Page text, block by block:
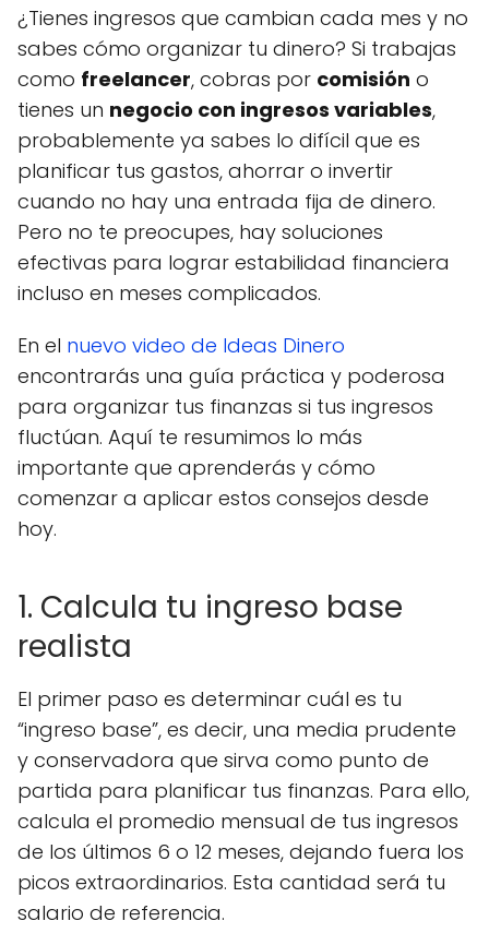
¿Tienes ingresos que cambian cada mes y no
sabes cómo organizar tu dinero? Si trabajas
como freelancer, cobras por comisión o
tienes un negocio con ingresos variables,
probablemente ya sabes lo difícil que es
planificar tus gastos, ahorrar o invertir
cuando no hay una entrada fija de dinero.
Pero no te preocupes, hay soluciones
efectivas para lograr estabilidad financiera
incluso en meses complicados.
En el nuevo video de Ideas Dinero
encontrarás una guía práctica y poderosa
para organizar tus finanzas si tus ingresos
fluctúan. Aquí te resumimos lo más
importante que aprenderás y cómo
comenzar a aplicar estos consejos desde
hoy.
1. Calcula tu ingreso base
realista
El primer paso es determinar cuál es tu
“ingreso base”, es decir, una media prudente
y conservadora que sirva como punto de
partida para planificar tus finanzas. Para ello,
calcula el promedio mensual de tus ingresos
de los últimos 6 o 12 meses, dejando fuera los
picos extraordinarios. Esta cantidad será tu
salario de referencia.